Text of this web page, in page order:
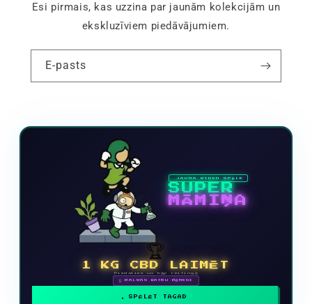
Esi pirmais, kas uzzina par jaunām kolekcijām un
ekskluzīviem piedāvājumiem.
E-pasts
JAUNA VIDEO SPĒLE
SUPER
MĀMIŅA
🏆
1 KG CBD LAIMĒT
Piedalies un kāp reitingā
🗓 BALVAS KATRU MĒNESI
SPĒLĒT TAGAD